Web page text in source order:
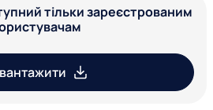
тільки зареєстрованим